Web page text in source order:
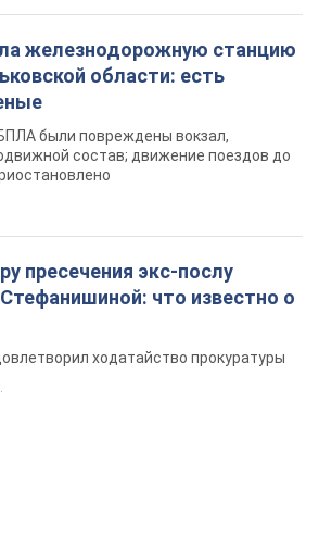
железнодорожную станцию
области: есть
были повреждены вокзал,
состав; движение поездов до
пресечения экс-послу
что известно о
ходатайство прокуратуры